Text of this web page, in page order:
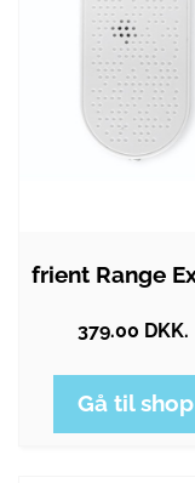
379.00 DKK.
Gå til shop